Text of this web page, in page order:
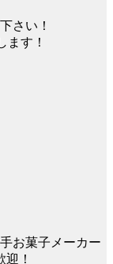
さい！
ます！
お菓子メーカー
！